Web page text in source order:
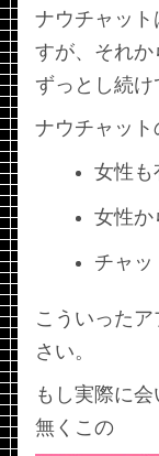
ナウチャット
すが、それか
ずっとし続け
ナウチャット
女性も
女性か
チャッ
こういった
さい。
もし実際に
無くこの